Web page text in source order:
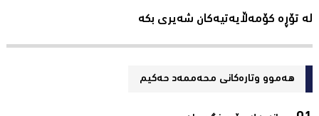
لە تۆڕە کۆمەڵایەتیەکان شەیری بکە
هەموو وتارەکانی محه‌ممه‌د حه‌كیم